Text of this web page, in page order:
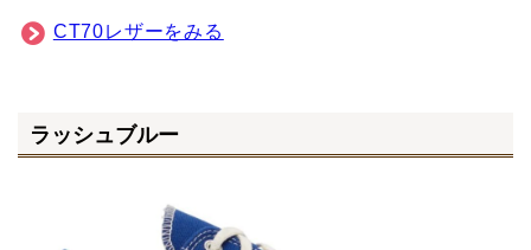
CT70レザーをみる
ラッシュブルー